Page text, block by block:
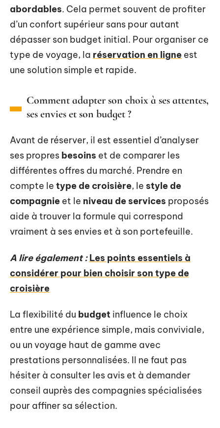
abordables. Cela permet souvent de profiter
d’un confort supérieur sans pour autant
dépasser son budget initial. Pour organiser ce
type de voyage, la réservation en ligne est
une solution simple et rapide.
Comment adapter son choix à ses attentes,
ses envies et son budget ?
Avant de réserver, il est essentiel d’analyser
ses propres besoins et de comparer les
différentes offres du marché. Prendre en
compte le type de croisière, le style de
compagnie et le niveau de services proposés
aide à trouver la formule qui correspond
vraiment à ses envies et à son portefeuille.
A lire également : Les points essentiels à
considérer pour bien choisir son type de
croisière
La flexibilité du budget influence le choix
entre une expérience simple, mais conviviale,
ou un voyage haut de gamme avec
prestations personnalisées. Il ne faut pas
hésiter à consulter les avis et à demander
conseil auprès des compagnies spécialisées
pour affiner sa sélection.